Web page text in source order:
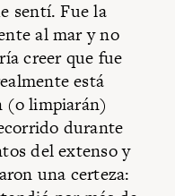
sentí. Fue la
al mar y no
creer que fue
está
(o limpiarán)
durante
del extenso y
una certeza: